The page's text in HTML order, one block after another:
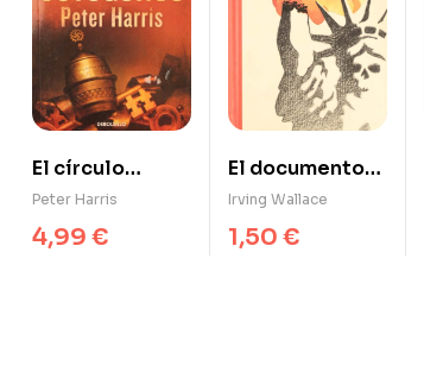
El círculo
Octogonus
Peter Harris
4,99 €
El documento
«R»
Irving Wallace
1,50 €